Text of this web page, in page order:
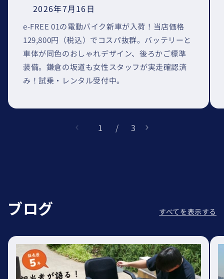
2026年7月16日
e-FREE 01の電動バイク新車が入荷！当店価格
129,800円（税込）でコスパ抜群。バッテリーと
車体が同色のおしゃれデザイン、後ろかご標準
装備。鎌倉の坂道も女性スタッフが実走確認済
み！試乗・レンタル受付中。
1 / の 3
ブログ すべてを表示する